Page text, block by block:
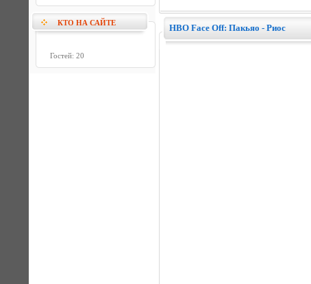
КТО НА САЙТЕ
Гостей: 20
HBO Face Off: Пакьяо - Риос